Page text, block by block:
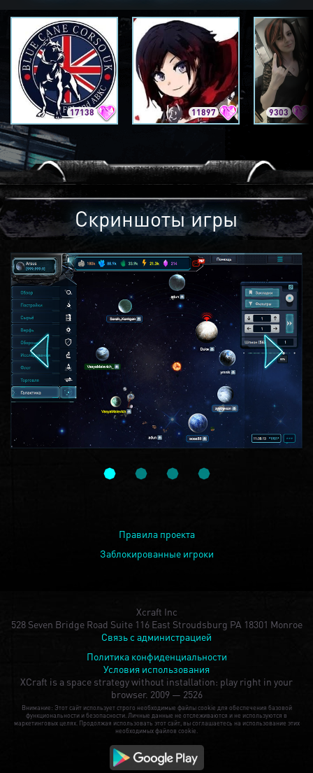
17138 11897 9303
Скриншоты игры
Правила проекта
Заблокированные игроки
Xcraft Inc
528 Seven Bridge Road Suite 116 East Stroudsburg PA 18301 Monroe
Связь с администрацией
Политика конфиденциальности
Условия использования
XCraft is a space strategy without installation: play right in your
browser. 2009 — 2526
Внимание: Этот сайт использует строго необходимые файлы cookie для обеспечения базовой
функциональности и безопасности. Личные данные не отслеживаются и не используются в
маркетинговых целях. Продолжая использовать этот сайт, вы соглашаетесь на использование этих
необходимых файлов cookie.